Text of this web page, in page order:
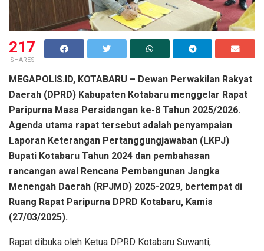
217
SHARES
MEGAPOLIS.ID, KOTABARU – Dewan Perwakilan Rakyat
Daerah (DPRD) Kabupaten Kotabaru menggelar Rapat
Paripurna Masa Persidangan ke-8 Tahun 2025/2026.
Agenda utama rapat tersebut adalah penyampaian
Laporan Keterangan Pertanggungjawaban (LKPJ)
Bupati Kotabaru Tahun 2024 dan pembahasan
rancangan awal Rencana Pembangunan Jangka
Menengah Daerah (RPJMD) 2025-2029, bertempat di
Ruang Rapat Paripurna DPRD Kotabaru, Kamis
(27/03/2025).
Rapat dibuka oleh Ketua DPRD Kotabaru Suwanti,